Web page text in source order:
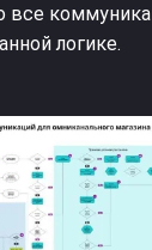
все
логике.